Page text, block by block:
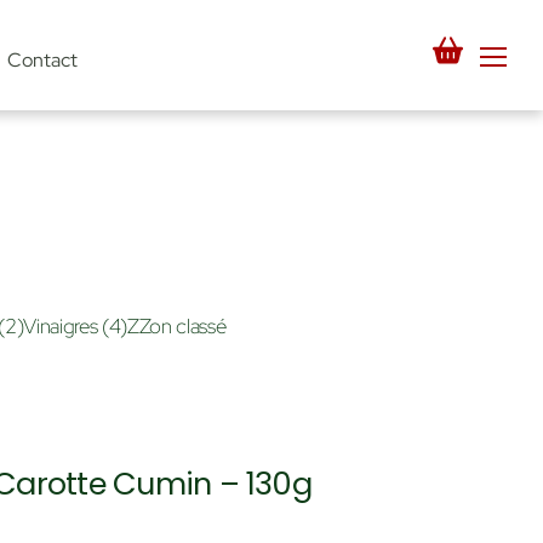
Contact
(2)Vinaigres(4)ZZon classé
Cumin – 130g